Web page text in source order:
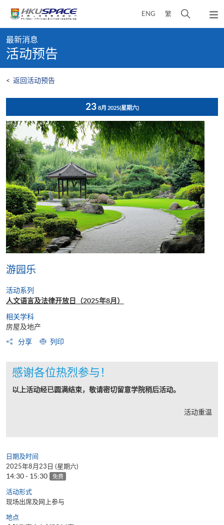
content
ENG 繁
开
弹
出
content
start
最新消息
活动预告
< 返回活动预告
23 8月 2025(星期六)
游园乐
活动系列
人文语言及法律开放日（2025年8月）
相关学科
房屋及地产
分享
列印
感谢各位热烈参与！
以上活动经已圆满结束，敬请密切留意学院稍后活动。
活动重温
日期及时间
2025年8月23日 (星期六)
14:30 - 15:30 免费
活动形式
现场出席及网上参与
地点